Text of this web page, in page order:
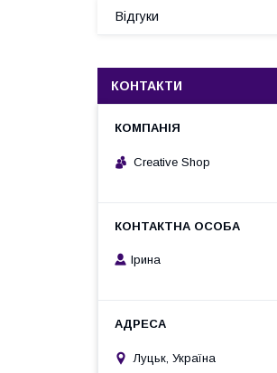
Відгуки
КОНТАКТИ
Creative Shop
Ірина
Луцьк, Україна